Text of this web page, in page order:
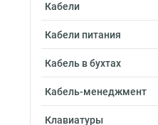
Кабели
Кабели питания
Кабель в бухтах
Кабель-менеджмент
Клавиатуры